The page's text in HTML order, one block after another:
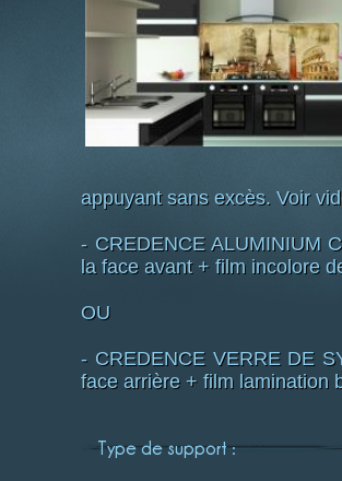
appuyant sans excès. Voir
- CREDENCE ALUMINIUM
la face avant + film incolore
OU
- CREDENCE VERRE DE
face arrière + film lamination
Type de support :